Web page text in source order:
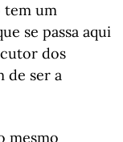
tem um
se passa aqui
dos
de ser a
mesmo